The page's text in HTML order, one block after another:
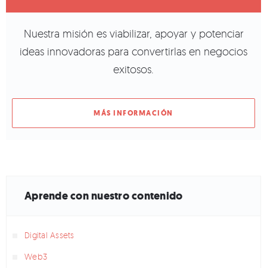
Nuestra misión es viabilizar, apoyar y potenciar
ideas innovadoras para convertirlas en negocios
exitosos.
MÁS INFORMACIÓN
Aprende con nuestro contenido
Digital Assets
Web3